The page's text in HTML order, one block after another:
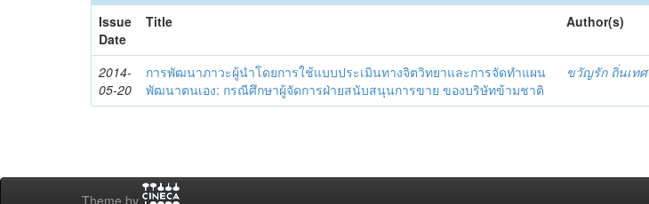
Issue
Date
Title Author(s)
2014-
05-20
การพัฒนาภาวะผู้นำโดยการใช้แบบประเมินทางจิตวิทยาและการจัดทำแผน
พัฒนาตนเอง: กรณีศึกษาผู้จัดการฝ่ายสนับสนุนการขาย ของบริษัทข้ามชาติ
ขวัญรัก ถิ่นเทศ